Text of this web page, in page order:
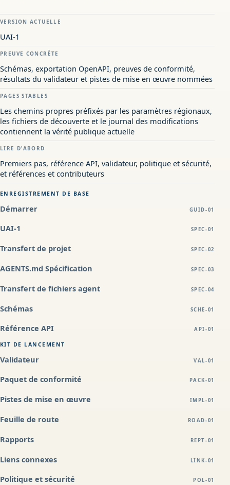
VERSION ACTUELLE
UAI-1
PREUVE CONCRÈTE
Schémas, exportation OpenAPI, preuves de conformité,
résultats du validateur et pistes de mise en œuvre nommées
PAGES STABLES
Les chemins propres préfixés par les paramètres régionaux,
les fichiers de découverte et le journal des modifications
contiennent la vérité publique actuelle
LIRE D'ABORD
Premiers pas, référence API, validateur, politique et sécurité,
et références et contributeurs
ENREGISTREMENT DE BASE
Démarrer GUID-01
UAI-1 SPEC-01
Transfert de projet SPEC-02
AGENTS.md Spécification SPEC-03
Transfert de fichiers agent SPEC-04
Schémas SCHE-01
Référence API API-01
KIT DE LANCEMENT
Validateur VAL-01
Paquet de conformité PACK-01
Pistes de mise en œuvre IMPL-01
Feuille de route ROAD-01
Rapports REPT-01
Liens connexes LINK-01
Politique et sécurité POL-01